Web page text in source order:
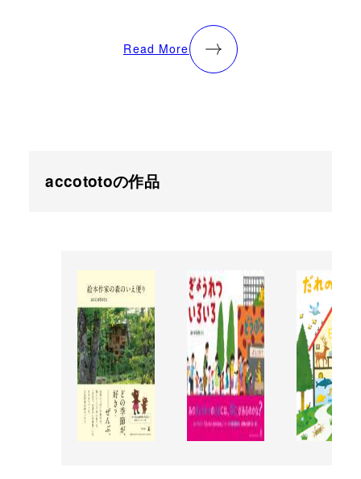
Read More
accototoの作品